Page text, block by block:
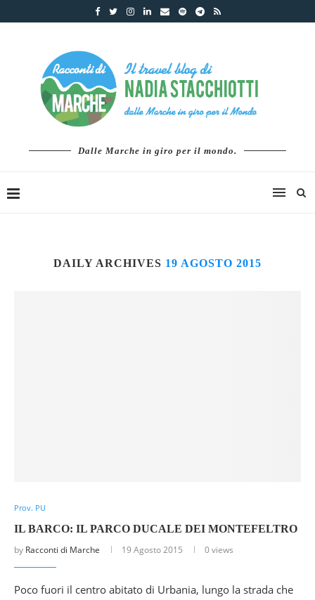
Dalle Marche in giro per il mondo.
DAILY ARCHIVES 19 AGOSTO 2015
Prov. PU
IL BARCO: IL PARCO DUCALE DEI MONTEFELTRO
by Racconti di Marche 19 Agosto 2015 0 views
Poco fuori il centro abitato di Urbania, lungo la strada che